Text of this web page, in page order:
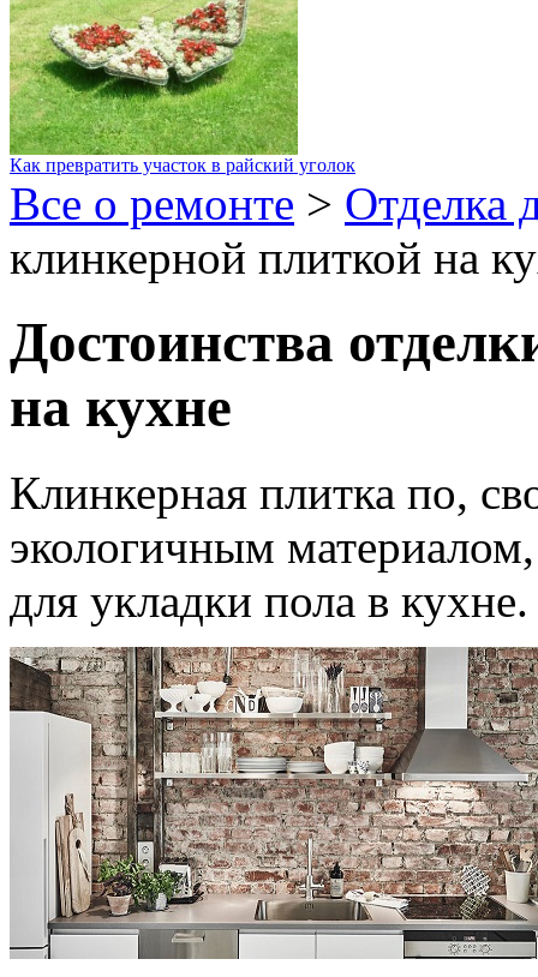
Как превратить участок в райский уголок
Все о ремонте > Отделка
клинкерной плиткой на
Достоинства
на кухне
Клинкерная плитка по,
экологичным
для укладки пола в кухне.